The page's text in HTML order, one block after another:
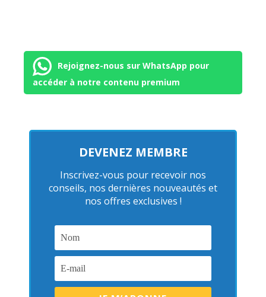
Rejoignez-nous sur WhatsApp pour
accéder à notre contenu premium
DEVENEZ MEMBRE
Inscrivez-vous pour recevoir nos
conseils, nos dernières nouveautés et
nos offres exclusives !